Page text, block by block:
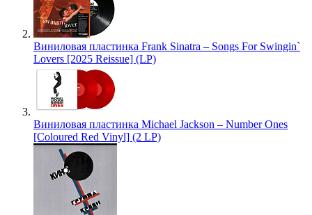
Виниловая пластинка Frank Sinatra – Songs For Swingin`
Lovers [2025 Reissue] (LP)
Виниловая пластинка Michael Jackson – Number Ones
[Coloured Red Vinyl] (2 LP)